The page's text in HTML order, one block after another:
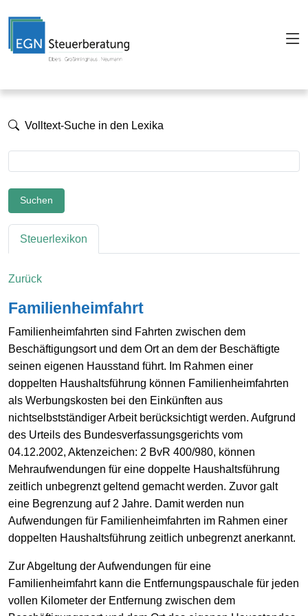
Volltext-Suche in den Lexika
Suchen
Steuerlexikon
Zurück
Familienheimfahrt
Familienheimfahrten sind Fahrten zwischen dem
Beschäftigungsort und dem Ort an dem der Beschäftigte
seinen eigenen Hausstand führt. Im Rahmen einer
doppelten Haushaltsführung können Familienheimfahrten
als Werbungskosten bei den Einkünften aus
nichtselbstständiger Arbeit berücksichtigt werden. Aufgrund
des Urteils des Bundesverfassungsgerichts vom
04.12.2002, Aktenzeichen: 2 BvR 400/980, können
Mehraufwendungen für eine doppelte Haushaltsführung
zeitlich unbegrenzt geltend gemacht werden. Zuvor galt
eine Begrenzung auf 2 Jahre. Damit werden nun
Aufwendungen für Familienheimfahrten im Rahmen einer
doppelten Haushaltsführung zeitlich unbegrenzt anerkannt.
Zur Abgeltung der Aufwendungen für eine
Familienheimfahrt kann die Entfernungspauschale für jeden
vollen Kilometer der Entfernung zwischen dem